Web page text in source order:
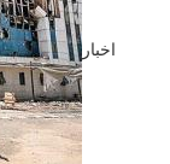
اخبار